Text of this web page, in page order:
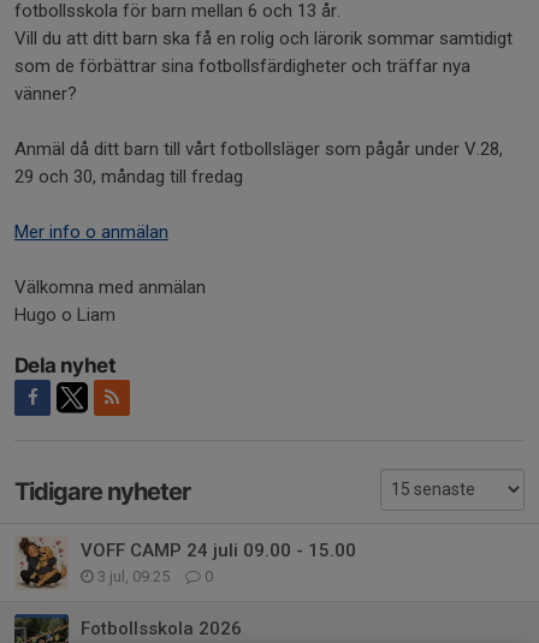
fotbollsskola för barn mellan 6 och 13 år.
Vill du att ditt barn ska få en rolig och lärorik sommar samtidigt
som de förbättrar sina fotbollsfärdigheter och träffar nya
vänner?
Anmäl då ditt barn till vårt fotbollsläger som pågår under V.28,
29 och 30, måndag till fredag
Mer info o anmälan
Välkomna med anmälan
Hugo o Liam
Dela nyhet
Tidigare nyheter
VOFF CAMP 24 juli 09.00 - 15.00
3 jul, 09:25 0
Fotbollsskola 2026